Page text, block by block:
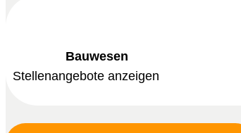
Bauwesen
Stellenangebote anzeigen